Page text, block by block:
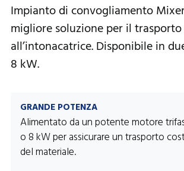
Impianto di convogliamento
migliore soluzione per il
all’intonacatrice. Disponibile in
8 kW.
GRANDE POTENZA
Alimentato da un potente motore
o 8 kW per assicurare un trasporto
del materiale.